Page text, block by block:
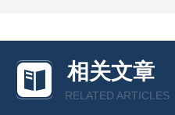
相关文章
RELATED ARTICLES